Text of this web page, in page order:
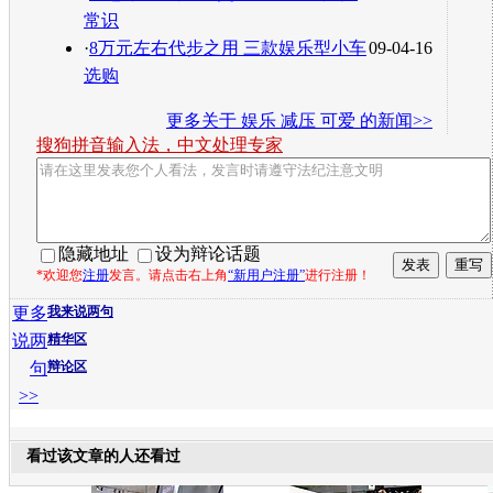
常识
09-04-16
·8万元左右代步之用 三款娱乐型小车
选购
更多关于 娱乐 减压 可爱 的新闻>>
搜狗拼音输入法，中文处理专家
隐藏地址 设为辩论话题
*欢迎您注册发言。请点击右上角“新用户注册”进行注册！
我来说两句
精华区
辩论区
更多
说两
句
>>
看过该文章的人还看过